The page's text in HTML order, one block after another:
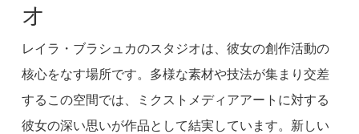
オ
レイラ・ブラシュカのスタジオは、彼女の創作活動の
核心をなす場所です。多様な素材や技法が集まり交差
するこの空間では、ミクストメディアアートに対する
彼女の深い思いが作品として結実しています。新しい